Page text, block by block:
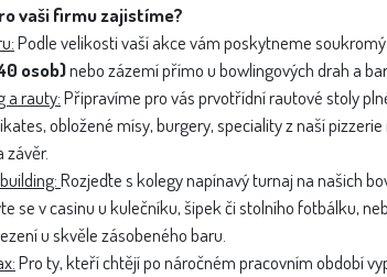
vaši firmu zajistíme?
Podle velikosti vaší akce vám poskytneme
osob)nebo zázemí přímo u bowlingových drah a
a rauty:Připravíme pro vás prvotřídní rautové stoly
obložené mísy, burgery, speciality z naší
závěr.
Rozjeďte s kolegy napínavý turnaj na našich
se v casinu u kulečníku, šipek či stolního fotbálku,
u skvěle zásobeného baru.
Pro ty, kteří chtějí po náročném pracovním období